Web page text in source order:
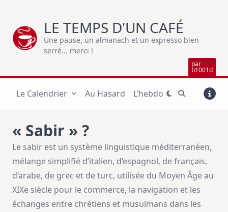
content
LE TEMPS D'UN CAFÉ
Une pause, un almanach et un expresso bien
serré... merci !
par
b1001d
Le Calendrier Au Hasard L’hebdo
« Sabir » ?
Le sabir est un système linguistique méditerranéen,
mélange simplifié d’italien, d’espagnol, de français,
d’arabe, de grec et de turc, utilisée du Moyen Âge au
XIXe siècle pour le commerce, la navigation et les
échanges entre chrétiens et musulmans dans les